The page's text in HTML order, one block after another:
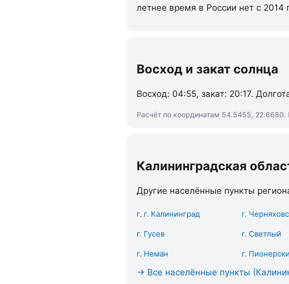
летнее время в России нет с
Восход и закат солнца
Восход: 04:55, закат: 20:17.
Расчёт по координатам 54.5455,
Калининградская
Другие населённые пункты
г. г. Калининград г.
г. Гусев г. Светлый
г. Неман г.
→ Все населённые пункты